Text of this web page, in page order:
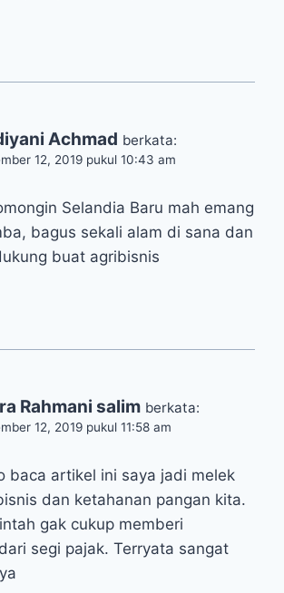
Achmad berkata:
12, 2019 pukul 10:43 am
Selandia Baru mah emang
bagus sekali alam di sana dan
buat agribisnis
Rahmani salim berkata:
12, 2019 pukul 11:58 am
baca artikel ini saya jadi melek
dan ketahanan pangan kita.
gak cukup memberi
segi pajak. Terryata sangat